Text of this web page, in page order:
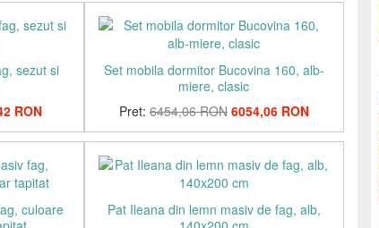
sezut si
RON
Set mobila dormitor Bucovina 160, alb-
miere, clasic
Pret: 6454,06 RON 6054,06 RON
culoare
Pat Ileana din lemn masiv de fag, alb,